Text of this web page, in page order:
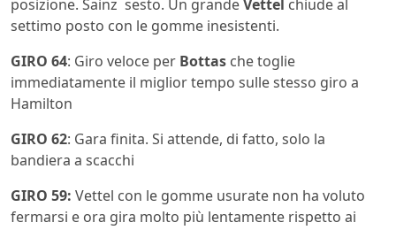
posizione. Sainz sesto. Un grandeVettel chiude al
settimo posto con le gomme inesistenti.
GIRO 64: Giro veloce per Bottas che toglie
immediatamente il miglior tempo sulle stesso giro a
Hamilton
GIRO 62: Gara finita. Si attende, di fatto, solo la
bandiera a scacchi
GIRO 59: Vettel con le gomme usurate non ha voluto
fermarsi e ora gira molto più lentamente rispetto ai